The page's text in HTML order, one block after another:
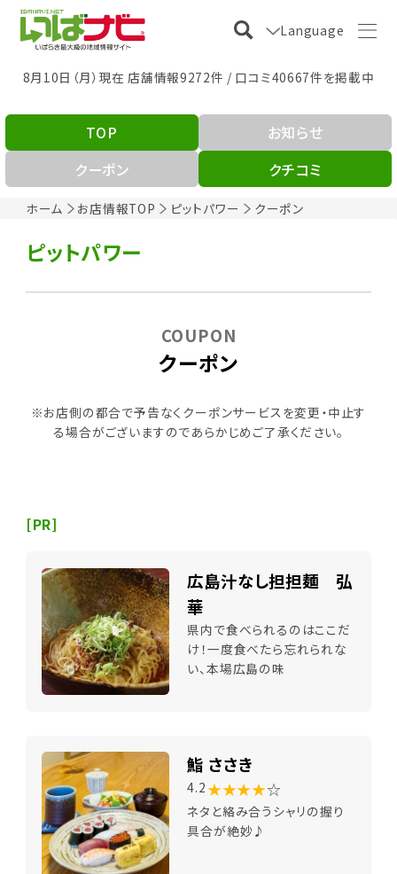
Language
8月10日（月）現在 店舗情報9272件 / 口コミ40667件を掲載中
ホーム お店情報TOP ピットパワー クーポン
TOP
お知らせ
クーポン
クチコミ
ピットパワー
クーポン
COUPON
※お店側の都合で予告なくクーポンサービスを変更・中止す
る場合がございますのであらかじめご了承ください。
[PR]
広島汁なし担担麺 弘
華
県内で食べられるのはここだ
け！一度食べたら忘れられな
い、本場広島の味
鮨 ささき
4.2 ★★★★☆
ネタと絡み合うシャリの握り
具合が絶妙♪